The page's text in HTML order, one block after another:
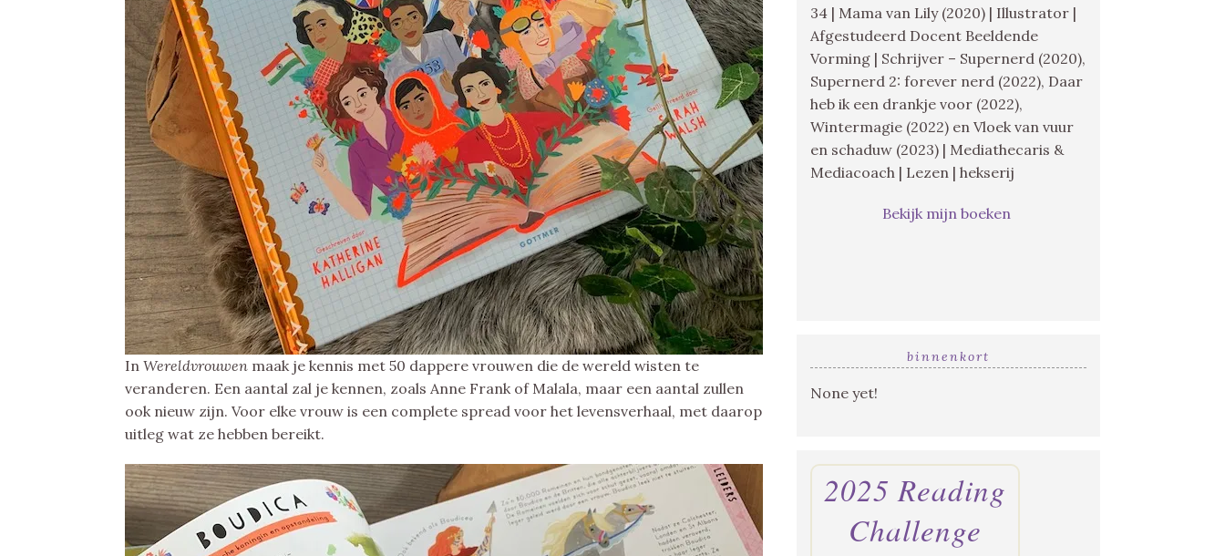
In Wereldvrouwen maak je kennis met 50 dappere vrouwen die de wereld wisten te
veranderen. Een aantal zal je kennen, zoals Anne Frank of Malala, maar een aantal zullen
ook nieuw zijn. Voor elke vrouw is een complete spread voor het levensverhaal, met daarop
uitleg wat ze hebben bereikt.
34 | Mama van Lily (2020) | Illustrator |
Afgestudeerd Docent Beeldende
Vorming | Schrijver – Supernerd (2020),
Supernerd 2: forever nerd (2022), Daar
heb ik een drankje voor (2022),
Wintermagie (2022) en Vloek van vuur
en schaduw (2023) | Mediathecaris &
Mediacoach | Lezen | hekserij
Bekijk mijn boeken
binnenkort
None yet!
2025 Reading
Challenge